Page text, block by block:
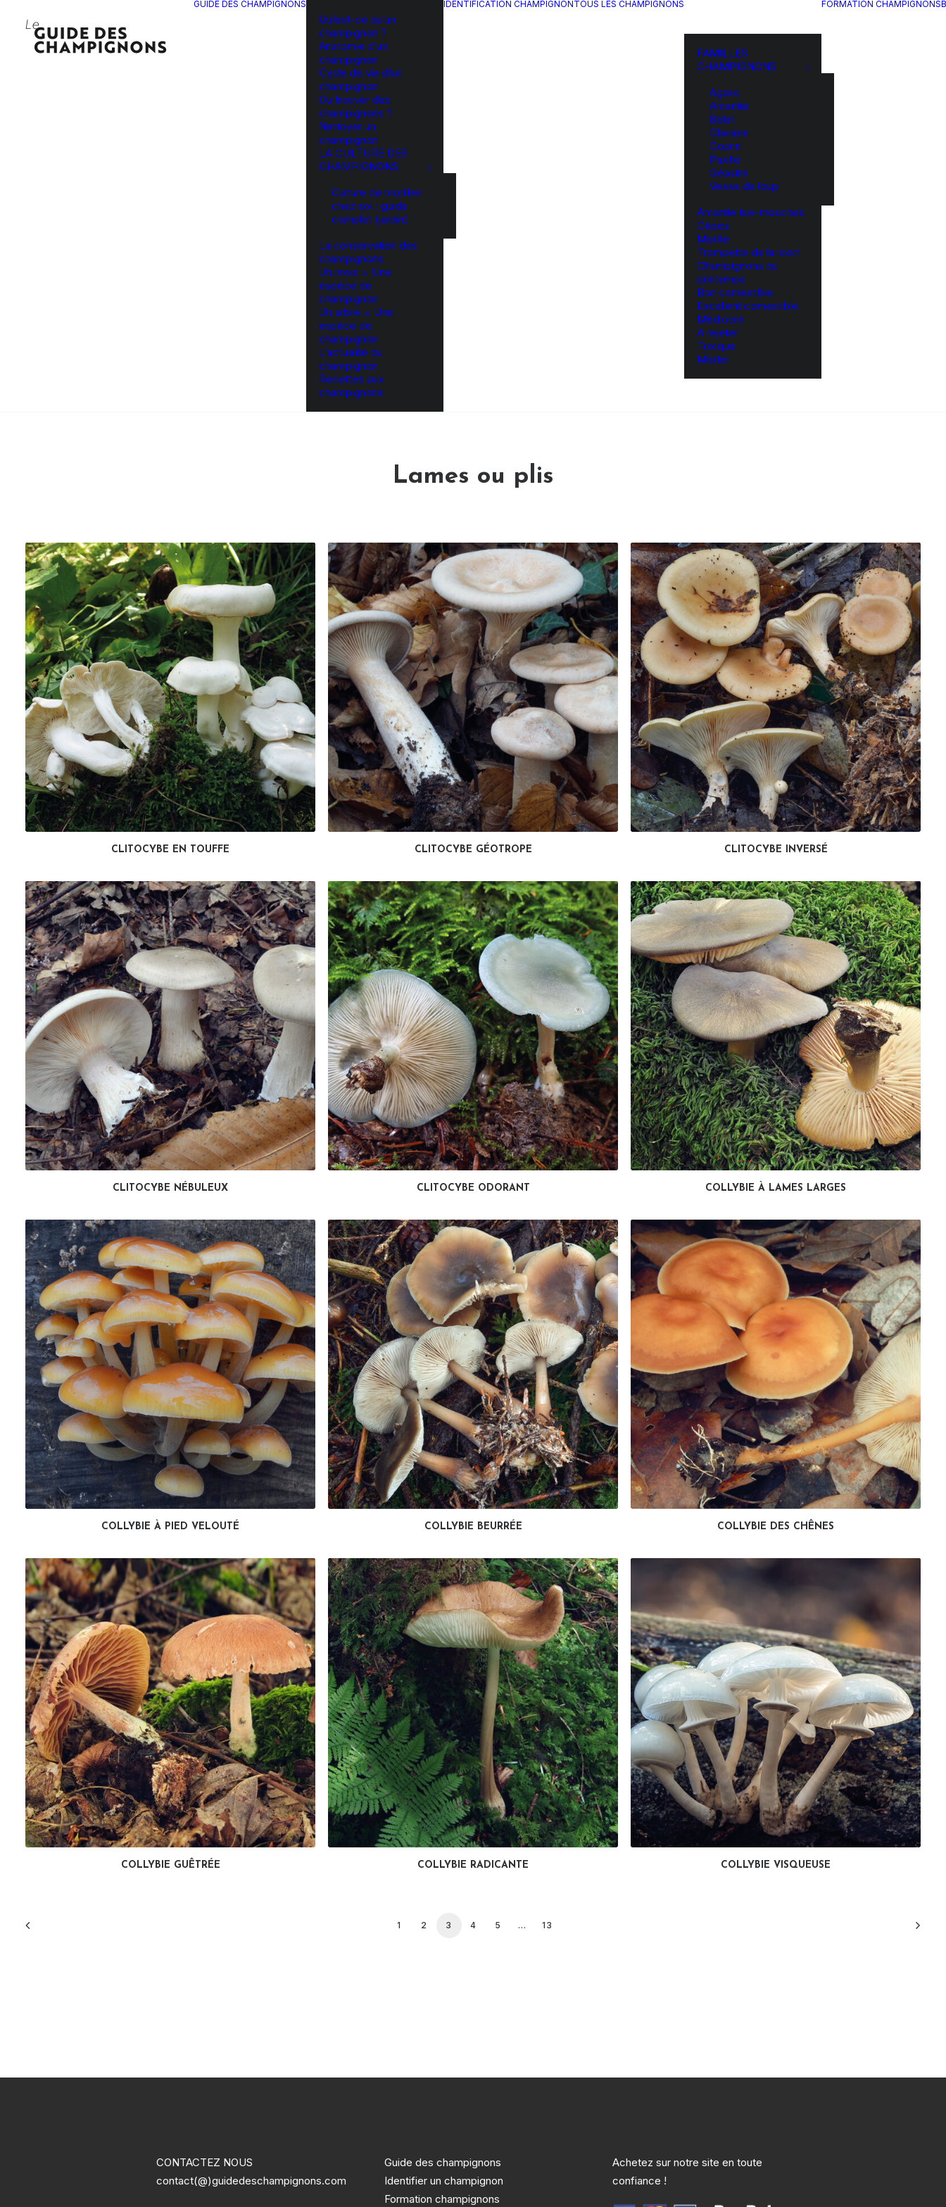
GUIDE DES CHAMPIGNONS
Qu’est-ce qu’un
champignon ?
Anatomie d’un
champignon
Cycle de vie d’un
champignon
Où trouver des
champignons ?
Nettoyer un
champignon
LA CULTURE DES
CHAMPIGNONS
Culture de morilles
chez soi : guide
complet (jardin)
La conservation des
champignons
Un mois = Une
espèce de
champignon
Un arbre = Une
espèce de
champignon
L’actualité du
champignon
Recettes aux
champignons
IDENTIFICATION CHAMPIGNONTOUS LES CHAMPIGNONS
FAMILLES
CHAMPIGNONS
Agaric
Amanite
Bolet
Clavaire
Coprin
Paxille
Géastre
Vesse de loup
Amanite tue-mouches
Cèpes
Morille
Trompette de la mort
Champignons du
printemps
Bon comestible
Excellent comestible
Médiocre
A rejeter
Toxique
Mortel
FORMATION CHAMPIGNONS
Lames ou plis
CLITOCYBE EN TOUFFE
CLITOCYBE GÉOTROPE
CLITOCYBE INVERSÉ
CLITOCYBE NÉBULEUX
CLITOCYBE ODORANT
COLLYBIE À LAMES LARGES
COLLYBIE À PIED VELOUTÉ
COLLYBIE BEURRÉE
COLLYBIE DES CHÊNES
COLLYBIE GUÊTRÉE
COLLYBIE RADICANTE
COLLYBIE VISQUEUSE
1 2 3 4 5 … 13
CONTACTEZ NOUS
contact(@)guidedeschampignons.com
Guide des champignons
Identifier un champignon
Formation champignons
Achetez sur notre site en toute
confiance !